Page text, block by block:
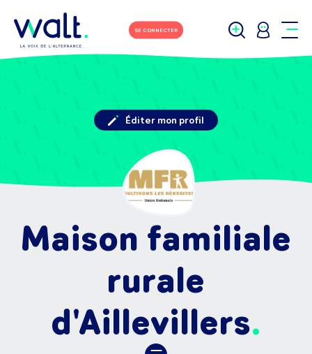
SE CONNECTER
Maison familiale
rurale
d'Aillevillers
Éditer mon profil